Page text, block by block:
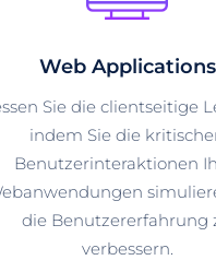
Web Applications
Sie die clientseitige
indem Sie die
Benutzerinteraktionen
die Benutzererfahrung
verbessern.